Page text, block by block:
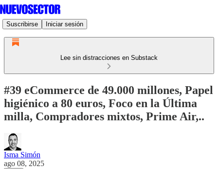
Suscribirse Iniciar sesión
Lee sin distracciones en Substack
#39 eCommerce de 49.000 millones, Papel
higiénico a 80 euros, Foco en la Última
milla, Compradores mixtos, Prime Air,..
Isma Simón
ago 08, 2025